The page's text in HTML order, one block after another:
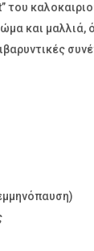
και